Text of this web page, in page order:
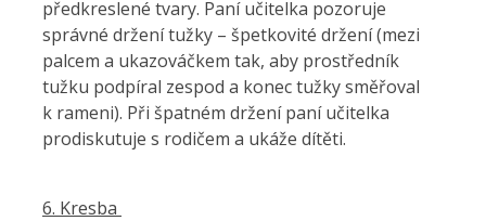
předkreslené tvary. Paní učitelka pozoruje
správné držení tužky – špetkovité držení (mezi
palcem a ukazováčkem tak, aby prostředník
tužku podpíral zespod a konec tužky směřoval
k rameni). Při špatném držení paní učitelka
prodiskutuje s rodičem a ukáže dítěti.
6. Kresba